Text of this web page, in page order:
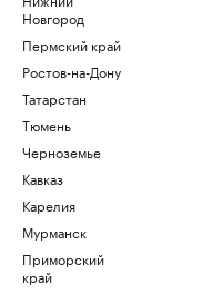
Новгород
Пермский край
Ростов-на-Дону
Татарстан
Тюмень
Черноземье
Кавказ
Карелия
Мурманск
Приморский
край